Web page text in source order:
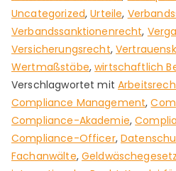
Uncategorized,Urteile,
Verbandssanktionenrecht,
Versicherungsrecht,
Wertmaßstäbe,wirtschaftlich
Verschlagwortet mit
Compliance Management,
Compliance-Akademie,
Compliance-Officer,
Fachanwälte,